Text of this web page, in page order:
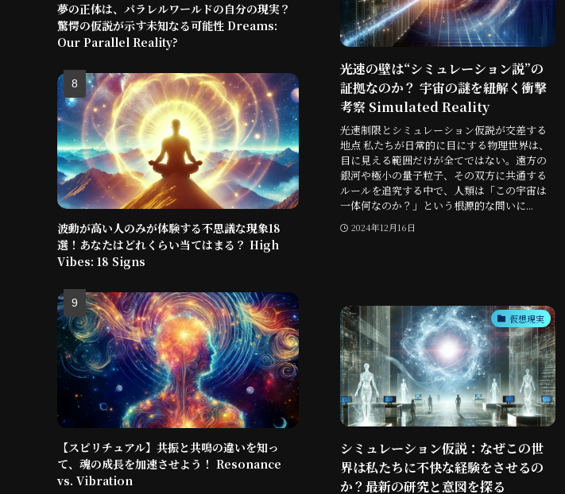
光速の壁は“シミュレーション説”の
証拠なのか？ 宇宙の謎を紐解く衝撃
考察 Simulated Reality
光速制限とシミュレーション仮説が交差する
地点 私たちが日常的に目にする物理世界は、
目に見える範囲だけが全てではない。遠方の
銀河や極小の量子粒子、その双方に共通する
ルールを追究する中で、人類は「この宇宙は
一体何なのか？」という根源的な問いに...
2024年12月16日
仮想現実
シミュレーション仮説：なぜこの世
界は私たちに不快な経験をさせるの
か？最新の研究と意図を探る
夢の正体は、パラレルワールドの自分の現実？
驚愕の仮説が示す未知なる可能性 Dreams:
Our Parallel Reality?
波動が高い人のみが体験する不思議な現象18
選！あなたはどれくらい当てはまる？ High
Vibes: 18 Signs
【スピリチュアル】共振と共鳴の違いを知っ
て、魂の成長を加速させよう！ Resonance
vs. Vibration